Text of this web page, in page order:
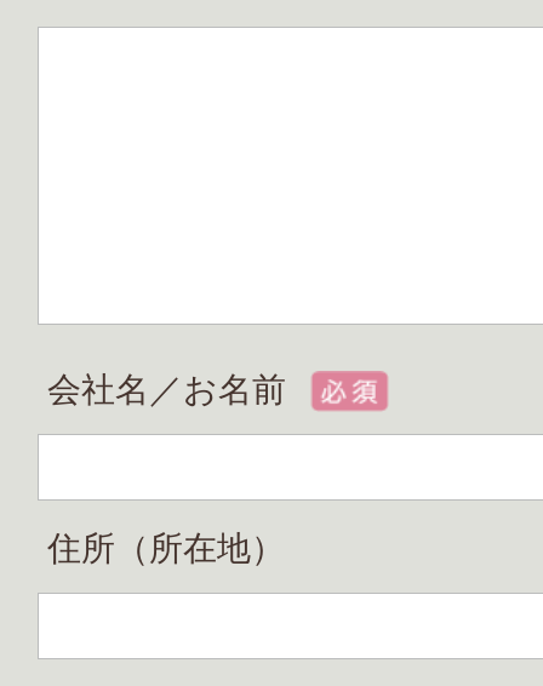
会社名／お名前
住所（所在地）